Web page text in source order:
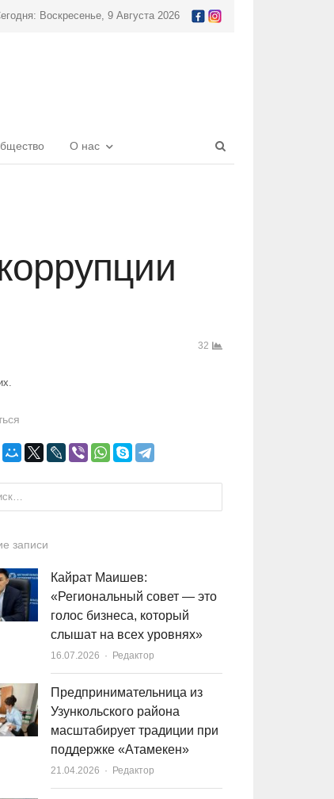
Воскресенье, 9 Августа 2026
О нас
32
записи
Кайрат Маишев:
«Региональный совет — это
голос бизнеса, который
слышат на всех уровнях»
16.07.2026 Author
Редактор
Предпринимательница из
Узункольского района
масштабирует традиции при
поддержке «Атамекен»
21.04.2026 Author
Редактор